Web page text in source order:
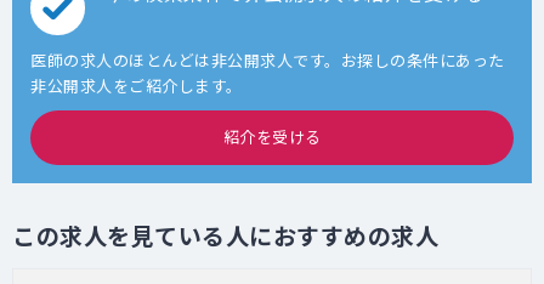
医師の求人のほとんどは非公開求人です。お探しの条件にあった
非公開求人をご紹介します。
紹介を受ける
この求人を見ている人におすすめの求人